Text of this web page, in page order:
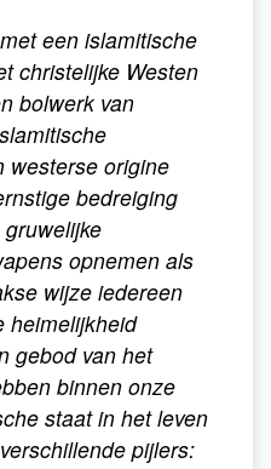
een islamitische
christelijke Westen
bolwerk van
westerse origine
bedreiging
opnemen als
wijze iedereen
heimelijkheid
gebod van het
binnen onze
staat in het leven
pijlers: